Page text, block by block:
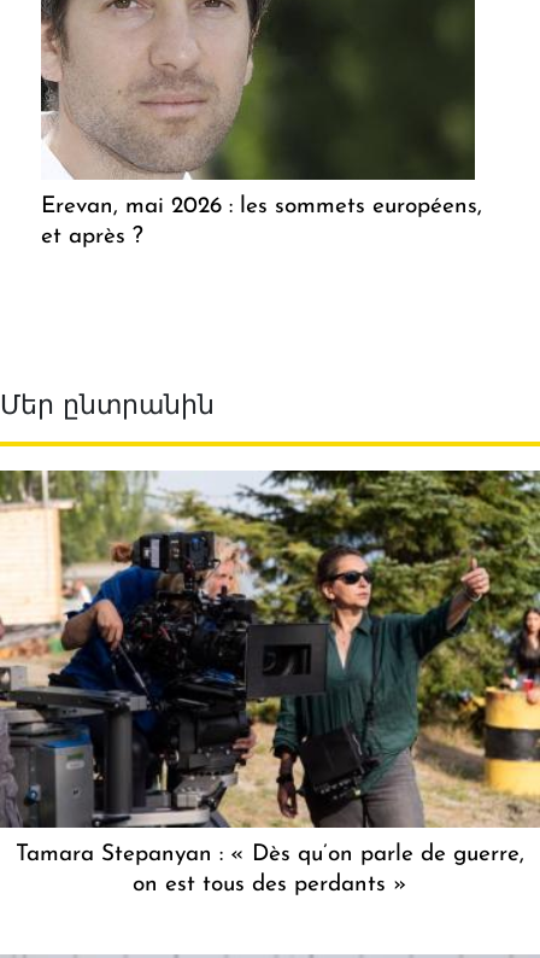
Erevan, mai 2026 : les sommets européens,
et après ?
Մեր ընտրանին
Tamara Stepanyan : « Dès qu’on parle de guerre,
on est tous des perdants »